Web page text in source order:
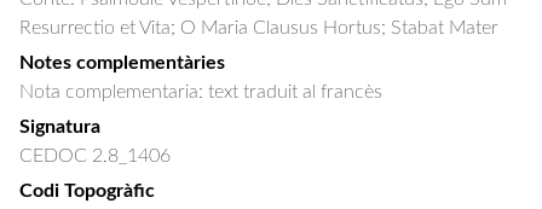
Resurrectio et Vita; O Maria Clausus Hortus; Stabat Mater
Notes complementàries
Nota complementaria: text traduit al francès
Signatura
CEDOC 2.8_1406
Codi Topogràfic